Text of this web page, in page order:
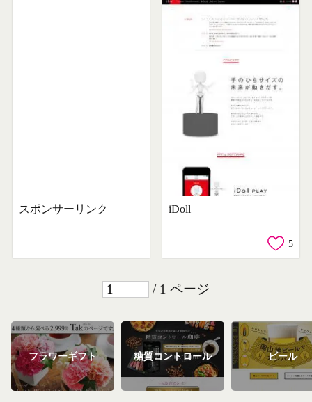
スポンサーリンク iDoll
5
/ 1 ページ
フラワーギフト 糖質コントロール ビール